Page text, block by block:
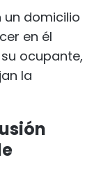
un domicilio
en él
ocupante,
la